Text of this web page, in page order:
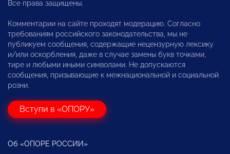
Все права защищены.
Комментарии на сайте проходят модерацию. Согласно
требованиям российского законодательства, мы не
публикуем сообщения, содержащие нецензурную лексику
и/или оскорбления, даже в случае замены букв точками,
тире и любыми иными символами. Не допускаются
сообщения, призывающие к межнациональной и социальной
розни.
Вступи в «ОПОРУ»
Об «ОПОРЕ РОССИИ»